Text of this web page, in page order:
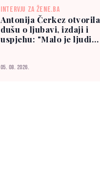
INTERVJU ZA ŽENE.BA
Antonija Čerkez otvorila
dušu o ljubavi, izdaji i
uspjehu: "Malo je ljudi
05. 08. 2026.